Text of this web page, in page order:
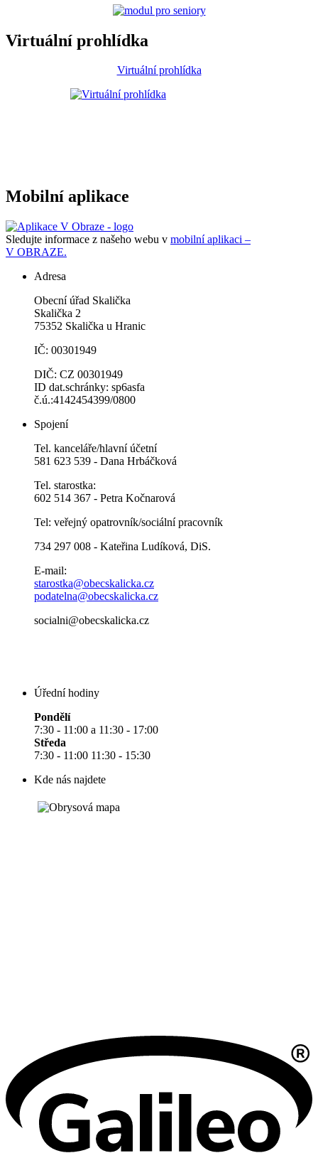
Virtuální prohlídka
Virtuální prohlídka
Mobilní aplikace
Sledujte informace z našeho webu v mobilní aplikaci –
V OBRAZE.
Adresa
Obecní úřad Skalička
Skalička 2
75352 Skalička u Hranic
IČ: 00301949
DIČ: CZ 00301949
ID dat.schránky: sp6asfa
č.ú.:4142454399/0800
Spojení
Tel. kanceláře/hlavní účetní
581 623 539 - Dana Hrbáčková
Tel. starostka:
602 514 367 - Petra Kočnarová
Tel: veřejný opatrovník/sociální pracovník
734 297 008 - Kateřina Ludíková, DiS.
E-mail:
starostka@obecskalicka.cz
podatelna@obecskalicka.cz
socialni@obecskalicka.cz
Úřední hodiny
Pondělí
7:30 - 11:00 a 11:30 - 17:00
Středa
7:30 - 11:00 11:30 - 15:30
Kde nás najdete